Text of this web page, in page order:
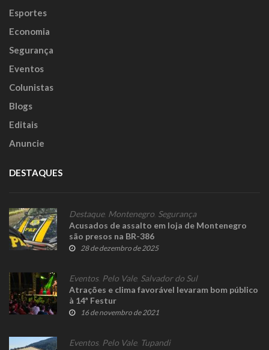
Esportes
Economia
Segurança
Eventos
Colunistas
Blogs
Editais
Anuncie
DESTAQUES
Destaque, Montenegro Segurança
Acusados de assalto em loja de Montenegro
são presos na BR-386
28 de dezembro de 2025
Eventos, Pelo Vale, Salvador do Sul
Atrações e clima favorável levaram bom público
à 14ª Festur
16 de novembro de 2021
Eventos, Pelo Vale, Tupandi